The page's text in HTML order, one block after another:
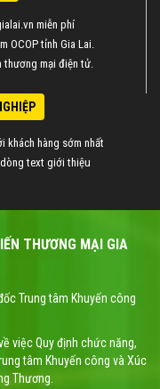
miễn phí
OCOP tỉnh Gia Lai.
thương mại điện tử.
khách hàng sớm nhất
text giới thiệu
THƯƠNG MẠI GIA
Trung tâm Khuyến công
việc Quy định chức năng,
tâm Khuyến công và Xúc
Thương.